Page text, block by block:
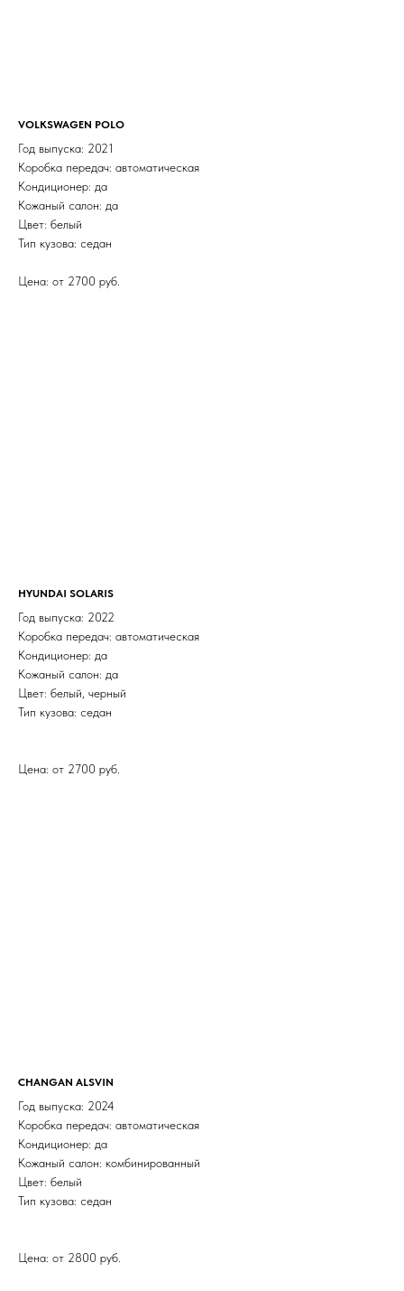
VOLKSWAGEN POLO
Год выпуска: 2021
Коробка передач: автоматическая
Кондиционер: да
Кожаный салон: да
Цвет: белый
Тип кузова: седан
Цена: от 2700 руб.
HYUNDAI SOLARIS
Год выпуска: 2022
Коробка передач: автоматическая
Кондиционер: да
Кожаный салон: да
Цвет: белый, черный
Тип кузова: седан
Цена: от 2700 руб.
CHANGAN ALSVIN
Год выпуска: 2024
Коробка передач: автоматическая
Кондиционер: да
Кожаный салон: комбинированный
Цвет: белый
Тип кузова: седан
Цена: от 2800 руб.